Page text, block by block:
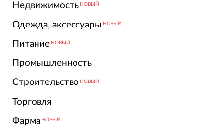
Недвижимость НОВЫЙ
Одежда, аксессуары НОВЫЙ
Питание НОВЫЙ
Промышленность
Строительство НОВЫЙ
Торговля
Фарма НОВЫЙ